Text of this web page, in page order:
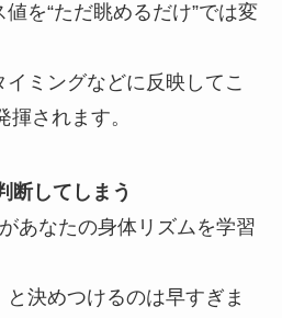
を“ただ眺めるだけ”では変
ミングなどに反映してこ
されます。
断してしまう
あなたの身体リズムを学習
決めつけるのは早すぎま